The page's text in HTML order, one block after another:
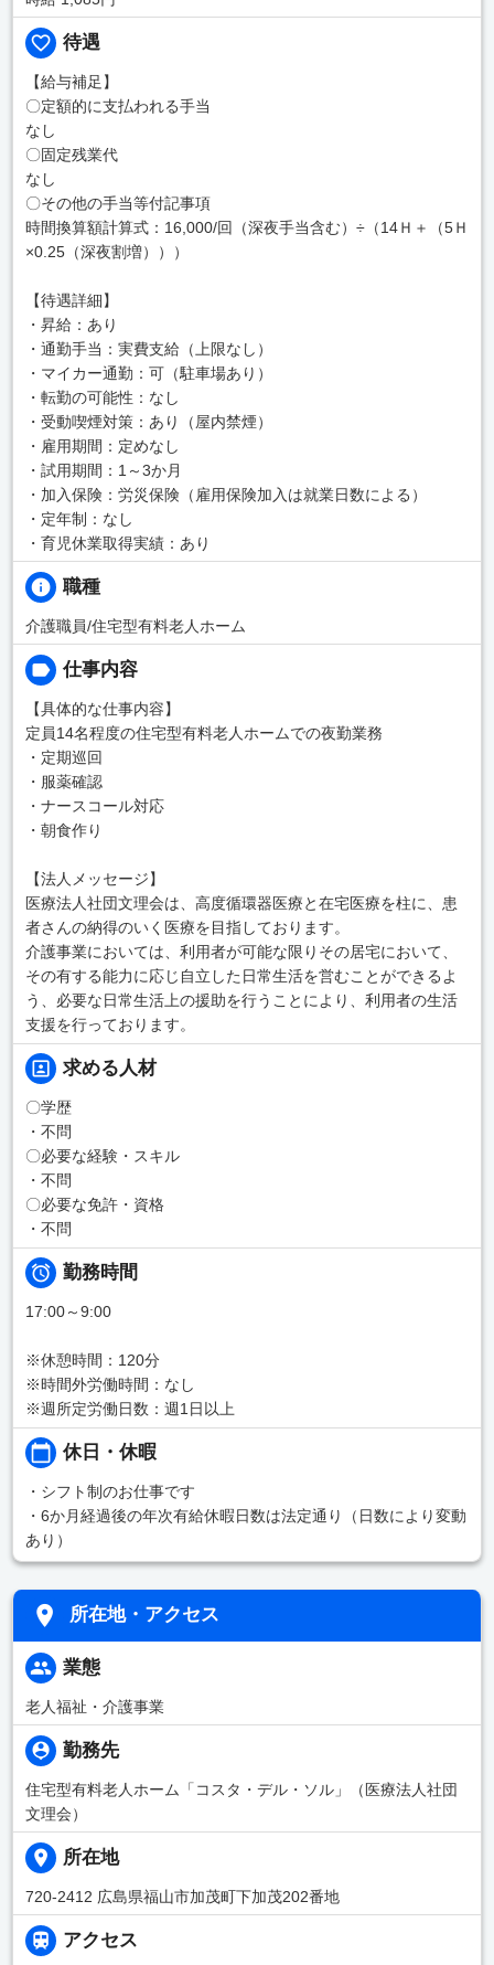
待遇
【給与補足】
〇定額的に支払われる手当
なし
〇固定残業代
なし
〇その他の手当等付記事項
時間換算額計算式：16,000/回（深夜手当含む）÷（14Ｈ＋（5Ｈ
×0.25（深夜割増）））
【待遇詳細】
・昇給：あり
・通勤手当：実費支給（上限なし）
・マイカー通勤：可（駐車場あり）
・転勤の可能性：なし
・受動喫煙対策：あり（屋内禁煙）
・雇用期間：定めなし
・試用期間：1～3か月
・加入保険：労災保険（雇用保険加入は就業日数による）
・定年制：なし
・育児休業取得実績：あり
職種
介護職員/住宅型有料老人ホーム
仕事内容
【具体的な仕事内容】
定員14名程度の住宅型有料老人ホームでの夜勤業務
・定期巡回
・服薬確認
・ナースコール対応
・朝食作り
【法人メッセージ】
医療法人社団文理会は、高度循環器医療と在宅医療を柱に、患
者さんの納得のいく医療を目指しております。
介護事業においては、利用者が可能な限りその居宅において、
その有する能力に応じ自立した日常生活を営むことができるよ
う、必要な日常生活上の援助を行うことにより、利用者の生活
支援を行っております。
求める人材
〇学歴
・不問
〇必要な経験・スキル
・不問
〇必要な免許・資格
・不問
勤務時間
17:00～9:00
※休憩時間：120分
※時間外労働時間：なし
※週所定労働日数：週1日以上
休日・休暇
・シフト制のお仕事です
・6か月経過後の年次有給休暇日数は法定通り（日数により変動
あり）
所在地・アクセス
業態
老人福祉・介護事業
勤務先
住宅型有料老人ホーム「コスタ・デル・ソル」（医療法人社団
文理会）
所在地
720-2412 広島県福山市加茂町下加茂202番地
アクセス